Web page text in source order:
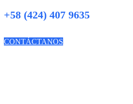
+58 (424) 407 9635
CONTÁCTANOS